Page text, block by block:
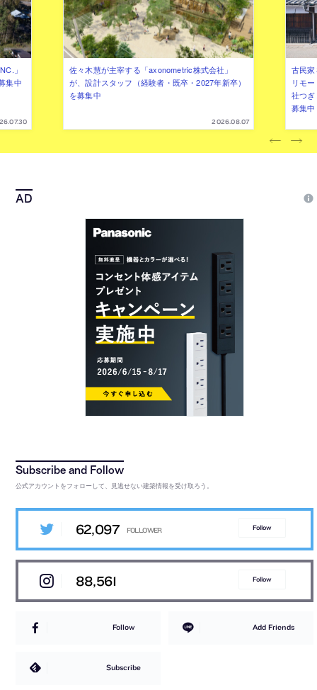
」
集中
佐々木慧が主宰する「axonometric株式会社」
が、設計スタッフ（経験者・既卒・2027年新卒）
を募集中
2026.08.07
古民
リモ
社つ
募集中
公式アカウントをフォローして、見逃せない建築情報を受け取ろう。
62,097 Follow
88,561 Follow
Follow Add Friends
Subscribe